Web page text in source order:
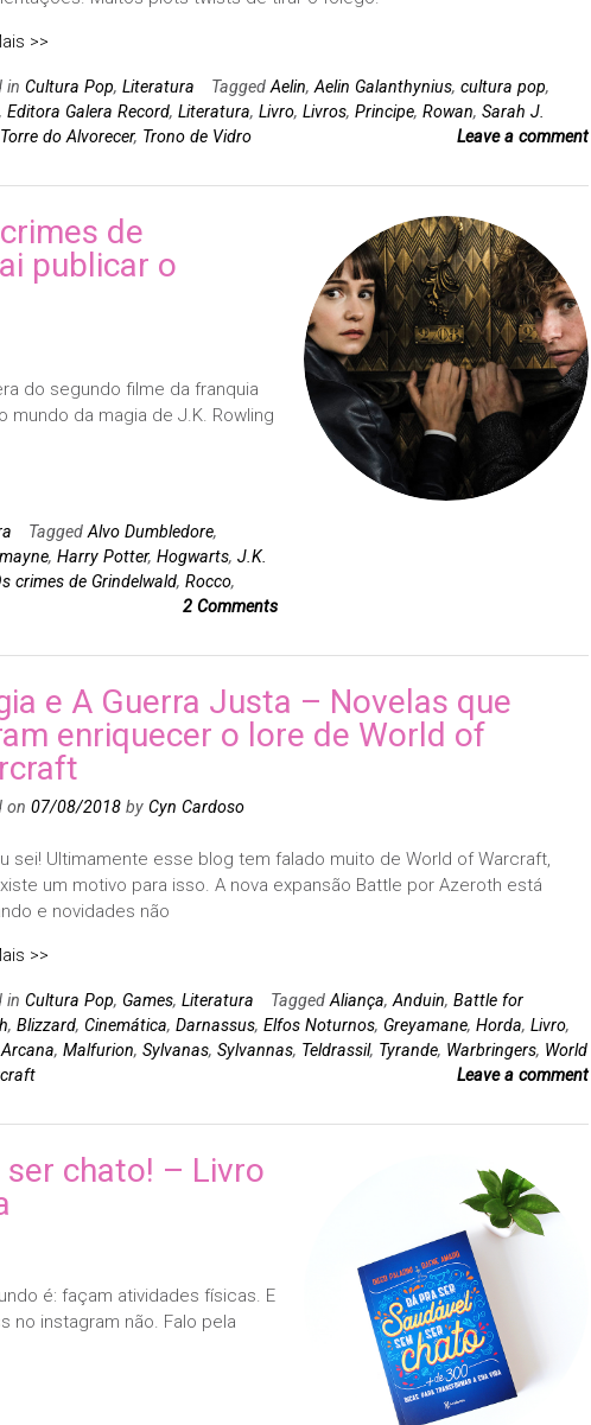
>>
in Cultura Pop, Literatura Tagged Aelin, Aelin Galanthynius, cultura pop,
, Editora Galera Record, Literatura, Livro, Livros, Principe, Rowan, Sarah J.
Torre do Alvorecer, Trono de Vidro Leave a comment
de
publicar o
do segundo filme da franquia
mundo da magia de J.K. Rowling
Tagged Alvo Dumbledore,
, Harry Potter, Hogwarts, J.K.
crimes de Grindelwald, Rocco,
2 Comments
e A Guerra Justa – Novelas que
enriquecer o lore de World of
on 07/08/2018by Cyn Cardoso
sei! Ultimamente esse blog tem falado muito de World of Warcraft,
um motivo para isso. A nova expansão Battle por Azeroth está
e novidades não
>>
in Cultura Pop, Games, Literatura Tagged Aliança, Anduin, Battle for
, Blizzard, Cinemática, Darnassus, Elfos Noturnos, Greyamane, Horda, Livro,
, Malfurion, Sylvanas, Sylvannas, Teldrassil, Tyrande, Warbringers, World
Leave a comment
ser chato! – Livro
é: façam atividades físicas. E
no instagram não. Falo pela